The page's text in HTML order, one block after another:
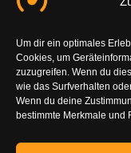
Um dir ein optimales
Cookies, um
zuzugreifen. Wenn du
wie das Surfverhalten
Wenn du deine
bestimmte Merkmale und
Sa. 10.00 -
14.00
So.
geschlossen